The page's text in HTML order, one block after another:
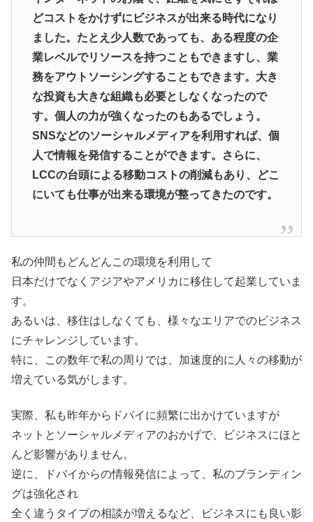
どコストをかけずにビジネスが出来る時代になり
ました。たとえ少人数であっても、ある程度の企
業レベルでリソースを持つこともできますし、業
務をアウトソーシングすることもできます。大き
な投資も大きな組織も必要としなくなったので
す。個人の力が強くなったのもあるでしょう。
SNSなどのソーシャルメディアを利用すれば、個
人で情報を発信することができます。さらに、
LCCの台頭による移動コストの削減もあり、どこ
にいても仕事が出来る環境が整ってきたのです。
私の仲間もどんどんこの環境を利用して
日本だけでなくアジアやアメリカに移住して起業していま
す。
あるいは、移住はしなくても、様々なエリアでのビジネス
にチャレンジしています。
特に、この数年で私の周りでは、加速度的に人々の移動が
増えている気がします。
実際、私も昨年からドバイに頻繁に出かけていますが
ネットとソーシャルメディアのおかげで、ビジネスにほと
んど影響がありません。
逆に、ドバイからの情報発信によって、私のブランディン
グは強化され
全く違うタイプの相談が増えるなど、ビジネスにも良い影